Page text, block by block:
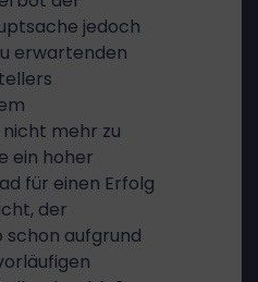
jedoch
erwartenden
mehr zu
ein hoher
für einen Erfolg
der
aufgrund